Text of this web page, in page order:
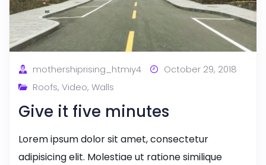
mothershiprising_htmiy4
October 29, 2018
Roofs, Video, Walls
Give it five minutes
Lorem ipsum dolor sit amet, consectetur
adipisicing elit. Molestiae ut ratione similique